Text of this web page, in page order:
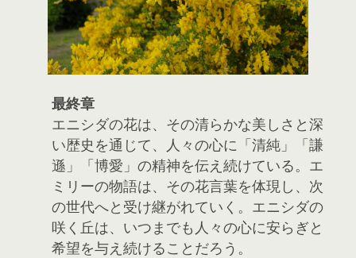
最終章
エニシダの花は、その清らかな美しさと深
い歴史を通じて、人々の心に「清純」「謙
遜」「博愛」の精神を伝え続けている。エ
ミリーの物語は、その花言葉を体現し、次
の世代へと受け継がれていく。エニシダの
咲く丘は、いつまでも人々の心に安らぎと
希望を与え続けることだろう。